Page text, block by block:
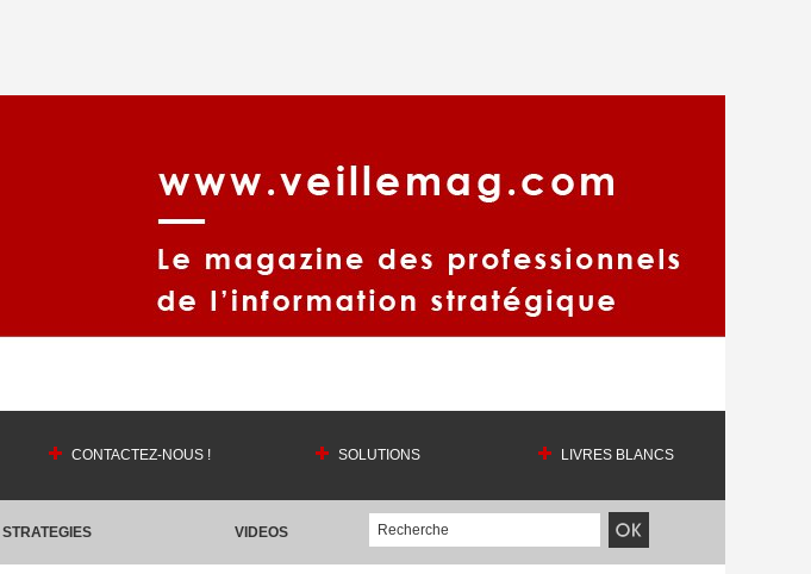
CONTACTEZ-NOUS ! SOLUTIONS LIVRES BLANCS
STRATEGIES VIDEOS